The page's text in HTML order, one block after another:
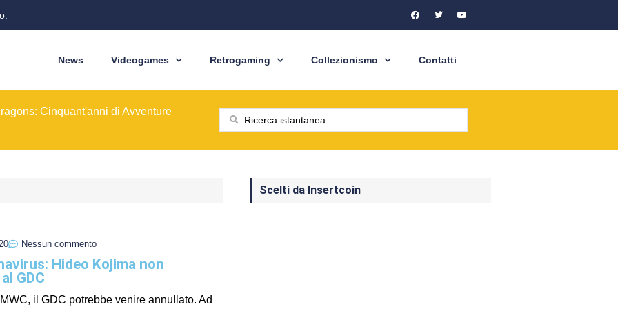
News Videogames Retrogaming Collezionismo Contatti
del modello originale
le sale giochi nel 1989
Cinquant'anni di Avventure
dal pixel al Sottosopra
BioWare
nostre tasche
del modello originale
le sale giochi nel 1989
Nessun commento
Hideo Kojima non
GDC
il GDC potrebbe venire annullato. Ad
Scelti da Insertcoin